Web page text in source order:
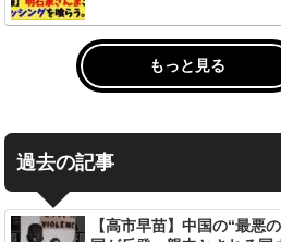
もっと見る
過去の記事
【高市早苗】中国の“最悪